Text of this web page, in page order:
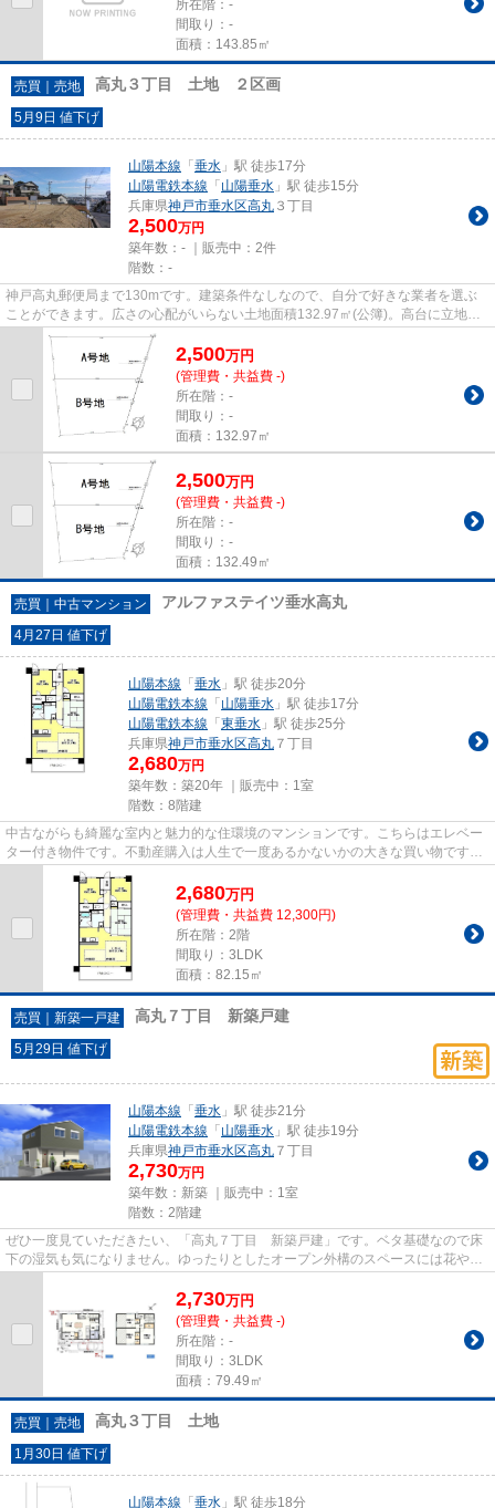
所在階：-
間取り：-
面積：143.85㎡
売買｜売地 高丸３丁目 土地 ２区画
5月9日 値下げ
山陽本線 「 垂水 」駅 徒歩17分
山陽電鉄本線 「 山陽垂水 」駅 徒歩15分
兵庫県神戸市垂水区高丸 ３丁目
2,500万円
築年数：- ｜販売中： 2件
階数：-
神戸高丸郵便局まで130mです。建築条件なしなので、自分で好きな業者を選ぶ
ことができます。広さの心配がいらない土地面積132.97㎡(公簿)。高台に立地す
るので人が家の前に通らないの...
2,500万円
(管理費・共益費 -)
所在階：-
間取り：-
面積：132.97㎡
2,500万円
(管理費・共益費 -)
所在階：-
間取り：-
面積：132.49㎡
売買｜中古マンション アルファステイツ垂水高丸
4月27日 値下げ
山陽本線 「 垂水 」駅 徒歩20分
山陽電鉄本線 「 山陽垂水 」駅 徒歩17分
山陽電鉄本線 「 東垂水 」駅 徒歩25分
兵庫県神戸市垂水区高丸 ７丁目
2,680万円
築年数：築20年 ｜販売中： 1室
階数：8階建
中古ながらも綺麗な室内と魅力的な住環境のマンションです。こちらはエレベー
ター付き物件です。不動産購入は人生で一度あるかないかの大きな買い物です。
失敗したくないのであれば、...
2,680万円
(管理費・共益費 12,300円)
所在階：2階
間取り：3LDK
面積：82.15㎡
売買｜新築一戸建 高丸７丁目 新築戸建
5月29日 値下げ
山陽本線 「 垂水 」駅 徒歩21分
山陽電鉄本線 「 山陽垂水 」駅 徒歩19分
兵庫県神戸市垂水区高丸 ７丁目
2,730万円
築年数：新築 ｜販売中： 1室
階数：2階建
ぜひ一度見ていただきたい、「高丸７丁目 新築戸建」です。ベタ基礎なので床
下の湿気も気になりません。ゆったりとしたオープン外構のスペースには花や緑
2,730万円
(管理費・共益費 -)
所在階：-
間取り：3LDK
面積：79.49㎡
売買｜売地 高丸３丁目 土地
1月30日 値下げ
山陽本線 「 垂水 」駅 徒歩18分